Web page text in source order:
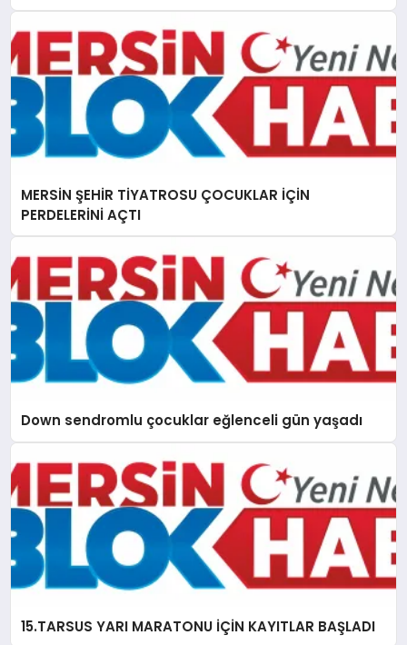
MERSİN ŞEHİR TİYATROSU ÇOCUKLAR İÇİN
PERDELERİNİ AÇTI
Down sendromlu çocuklar eğlenceli gün yaşadı
15.TARSUS YARI MARATONU İÇİN KAYITLAR BAŞLADI